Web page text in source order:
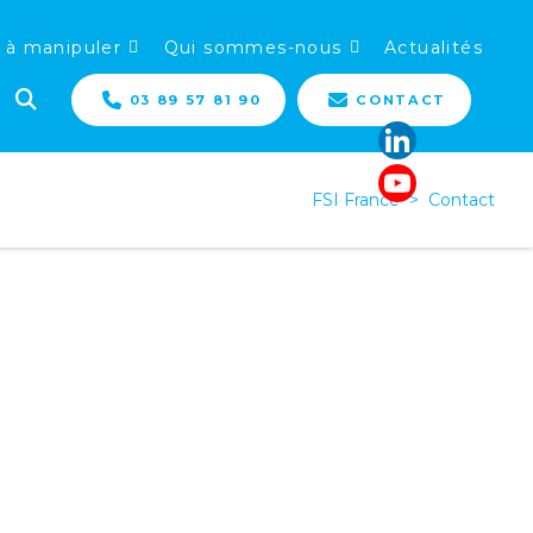
à manipuler Qui sommes-nous Actualités
03 89 57 81 90 CONTACT
FSI France > Contact